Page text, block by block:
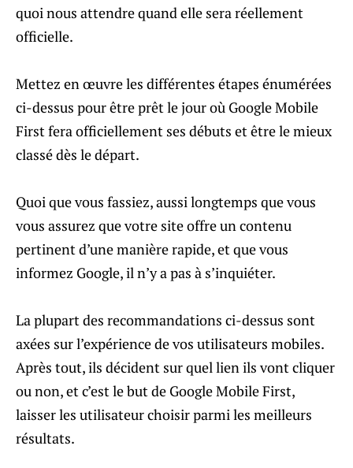
quoi nous attendre quand elle sera réellement
officielle.
Mettez en œuvre les différentes étapes énumérées
ci-dessus pour être prêt le jour où Google Mobile
First fera officiellement ses débuts et être le mieux
classé dès le départ.
Quoi que vous fassiez, aussi longtemps que vous
vous assurez que votre site offre un contenu
pertinent d’une manière rapide, et que vous
informez Google, il n’y a pas à s’inquiéter.
La plupart des recommandations ci-dessus sont
axées sur l’expérience de vos utilisateurs mobiles.
Après tout, ils décident sur quel lien ils vont cliquer
ou non, et c’est le but de Google Mobile First,
laisser les utilisateur choisir parmi les meilleurs
résultats.